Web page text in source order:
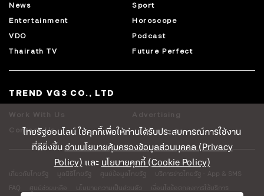
ไทยรัฐออนไลน์ ใช้คุกกี้เพื่อให้ท่านได้รับประสบการณ์การใช้งาน
ที่ดียิ่งขึ้นอ่านนโยบายคุ้มครองข้อมูลส่วนบุคคล (Privacy
Policy) และนโยบายคุกกี้ (Cookie Policy)
News
Sport
Entertainment
Horoscope
VDO
Podcast
Thairath TV
Future Perfect
TREND VG3 CO., LTD
Work With Us
Advertising
Contact Us
เกี่ยวกับไทยรัฐ มูลนิธิไทยรัฐ ศูนย์ข้อมูลไทยรัฐ
บริการข่าวไทยรัฐ - App & SMS
FAQ
ศูนย์ช่วยเหลือ นโยบายความเป็นส่วนตัว เงื่อนไขข้อตกลงการใช้บริการ